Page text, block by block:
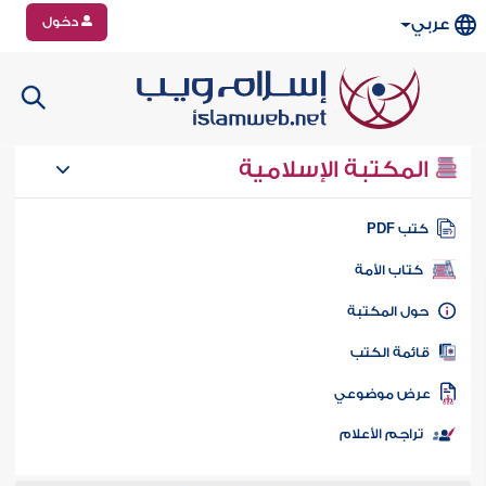
عربي دخول
المكتبة الإسلامية
كتب PDF
كتاب الأمة
المكتبة
الكتب
موضوعي